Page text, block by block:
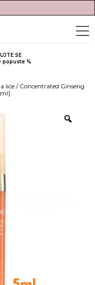
SE
popuste %
lice/ Concentrated Ginseng